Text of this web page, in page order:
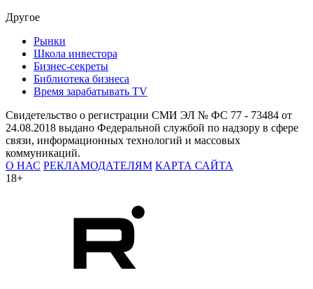
Другое
Рынки
Школа инвестора
Бизнес-секреты
Библиотека бизнеса
Время зарабатывать TV
Свидетельство о регистрации СМИ ЭЛ № ФС 77 - 73484 от
24.08.2018 выдано Федеральной службой по надзору в сфере
связи, информационных технологий и массовых
коммуникаций.
О НАС РЕКЛАМОДАТЕЛЯМ КАРТА САЙТА
18+